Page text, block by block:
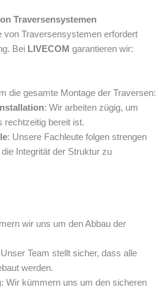
Traversensystemen
von Traversensystemen erfordert
Bei LIVECOM garantieren wir:
die gesamte Montage der Traversen:
: Wir arbeiten zügig, um
rechtzeitig bereit ist.
: Unsere Fachleute folgen strengen
Integrität der Struktur zu
wir uns um den Abbau der
Team stellt sicher, dass alle
werden.
: Wir kümmern uns um den sicheren